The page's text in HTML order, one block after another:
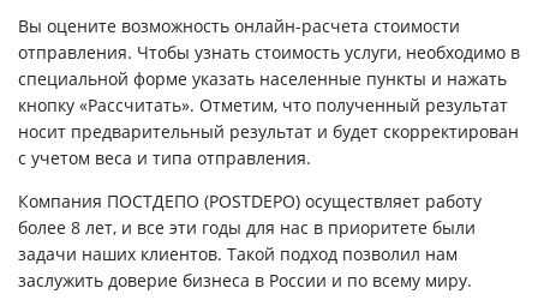
Вы оцените возможность онлайн-расчета стоимости
отправления. Чтобы узнать стоимость услуги, необходимо в
специальной форме указать населенные пункты и нажать
кнопку «Рассчитать». Отметим, что полученный результат
носит предварительный результат и будет скорректирован
с учетом веса и типа отправления.
Компания ПОСТДЕПО (POSTDEPO) осуществляет работу
более 8 лет, и все эти годы для нас в приоритете были
задачи наших клиентов. Такой подход позволил нам
заслужить доверие бизнеса в России и по всему миру.